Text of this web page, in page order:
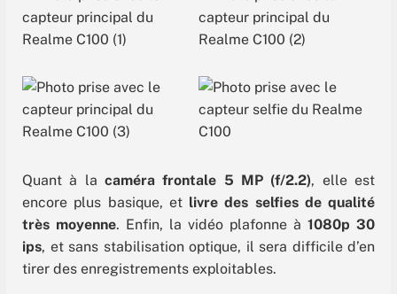
Quant à la caméra frontale 5 MP (f/2.2), elle est
encore plus basique, et livre des selfies de qualité
très moyenne. Enfin, la vidéo plafonne à 1080p 30
ips, et sans stabilisation optique, il sera difficile d’en
tirer des enregistrements exploitables.